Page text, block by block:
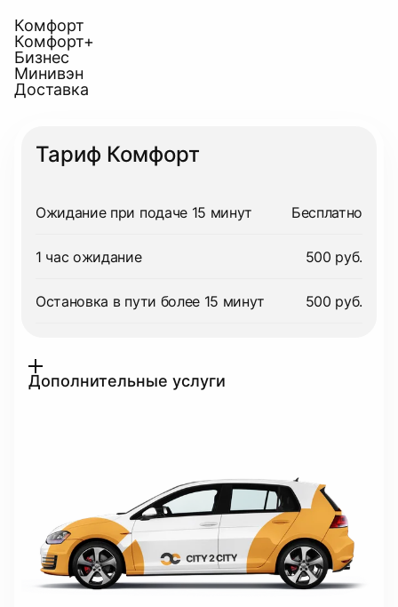
Комфорт
Комфорт+
Бизнес
Минивэн
Доставка
Тариф Комфорт
Ожидание при подаче 15 минут Бесплатно
1 час ожидание 500 руб.
Остановка в пути более 15 минут 500 руб.
Дополнительные услуги